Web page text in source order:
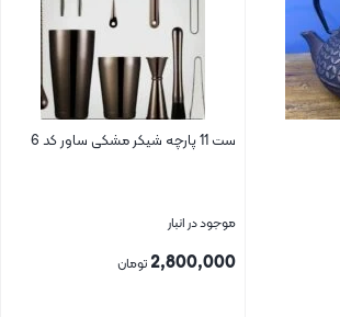
ست 11 پارچه شیکر مشکی ساور کد 6
موجود در انبار
2,800,000 تومان